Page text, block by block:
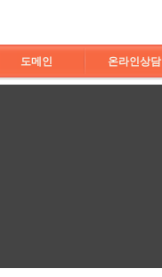
도메인 온라인상담